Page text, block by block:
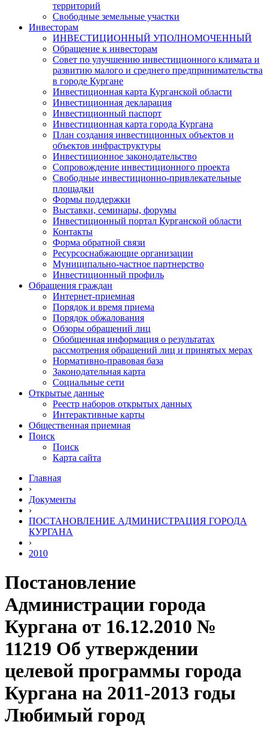
территорий
Свободные земельные участки
Инвесторам
ИНВЕСТИЦИОННЫЙ УПОЛНОМОЧЕННЫЙ
Обращение к инвесторам
Совет по улучшению инвестиционного климата и
развитию малого и среднего предпринимательства
в городе Кургане
Инвестиционная карта Курганской области
Инвестиционная декларация
Инвестиционный паспорт
Инвестиционная карта города Кургана
План создания инвестиционных объектов и
объектов инфраструктуры
Инвестиционное законодательство
Сопровождение инвестиционного проекта
Свободные инвестиционно-привлекательные
площадки
Формы поддержки
Выставки, семинары, форумы
Инвестиционный портал Курганской области
Контакты
Форма обратной связи
Ресурсоснабжающие организации
Муниципально-частное партнерство
Инвестиционный профиль
Обращения граждан
Интернет-приемная
Порядок и время приема
Порядок обжалования
Обзоры обращений лиц
Обобщенная информация о результатах
рассмотрения обращений лиц и принятых мерах
Нормативно-правовая база
Законодательная карта
Социальные сети
Открытые данные
Реестр наборов открытых данных
Интерактивные карты
Общественная приемная
Поиск
Поиск
Карта сайта
Главная
›
Документы
›
ПОСТАНОВЛЕНИЕ АДМИНИСТРАЦИЯ ГОРОДА
КУРГАНА
›
2010
Постановление
Администрации города
Кургана от 16.12.2010 №
11219 Об утверждении
целевой программы города
Кургана на 2011-2013 годы
Любимый город